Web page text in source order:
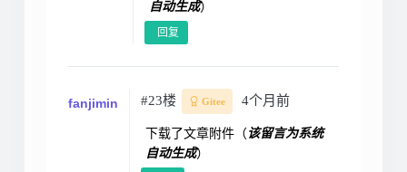
自动生成）
回复
fanjimin #23楼 Gitee 4个月前
下载了文章附件（该留言为系统
自动生成）